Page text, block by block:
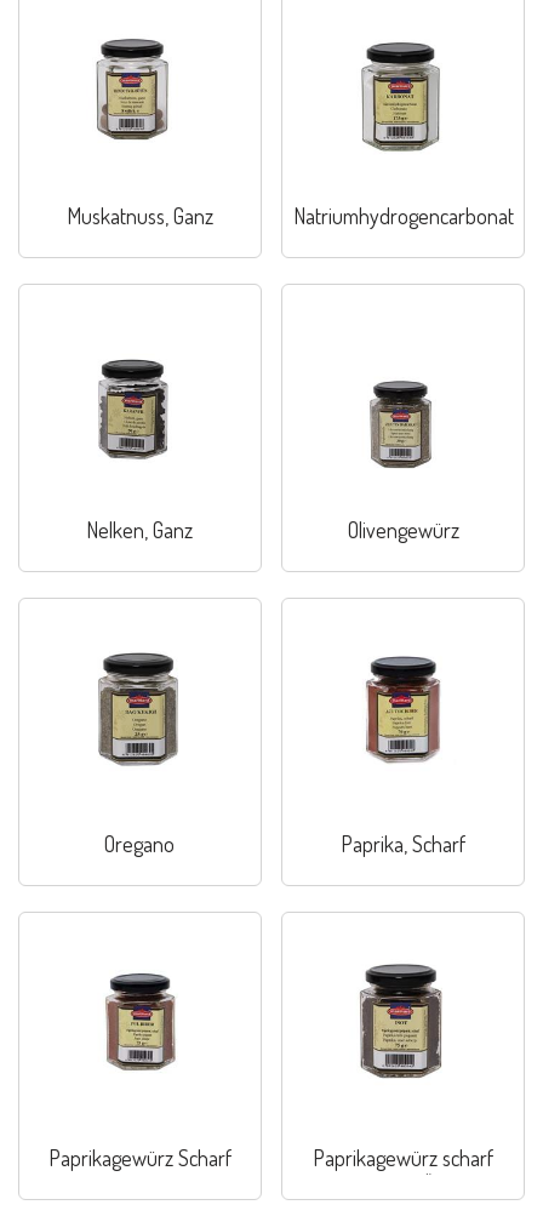
Muskatnuss, Ganz Natriumhydrogencarbonat
Nelken, Ganz Olivengewürz
Oregano Paprika, Scharf
Paprikagewürz Scharf
Paprikagewürz scharf
„extra“